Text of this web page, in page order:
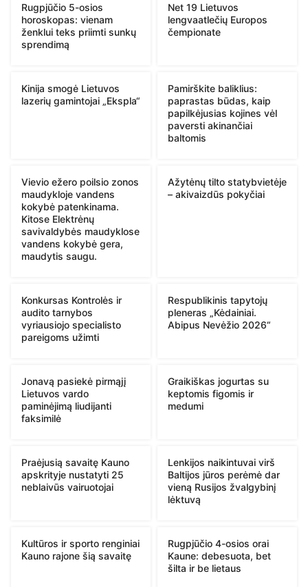
Rugpjūčio 5-osios
horoskopas: vienam
ženklui teks priimti sunkų
sprendimą
Net 19 Lietuvos
lengvaatlečių Europos
čempionate
Kinija smogė Lietuvos
lazerių gamintojai „Ekspla“
Pamirškite baliklius:
paprastas būdas, kaip
papilkėjusias kojines vėl
paversti akinančiai
baltomis
Vievio ežero poilsio zonos
maudykloje vandens
kokybė patenkinama.
Kitose Elektrėnų
savivaldybės maudyklose
vandens kokybė gera,
maudytis saugu.
Ažytėnų tilto statybvietėje
– akivaizdūs pokyčiai
Konkursas Kontrolės ir
audito tarnybos
vyriausiojo specialisto
pareigoms užimti
Respublikinis tapytojų
pleneras „Kėdainiai.
Abipus Nevėžio 2026“
Jonavą pasiekė pirmąjį
Lietuvos vardo
paminėjimą liudijanti
faksimilė
Graikiškas jogurtas su
keptomis figomis ir
medumi
Praėjusią savaitę Kauno
apskrityje nustatyti 25
neblaivūs vairuotojai
Lenkijos naikintuvai virš
Baltijos jūros perėmė dar
vieną Rusijos žvalgybinį
lėktuvą
Kultūros ir sporto renginiai
Kauno rajone šią savaitę
Rugpjūčio 4-osios orai
Kaune: debesuota, bet
šilta ir be lietaus